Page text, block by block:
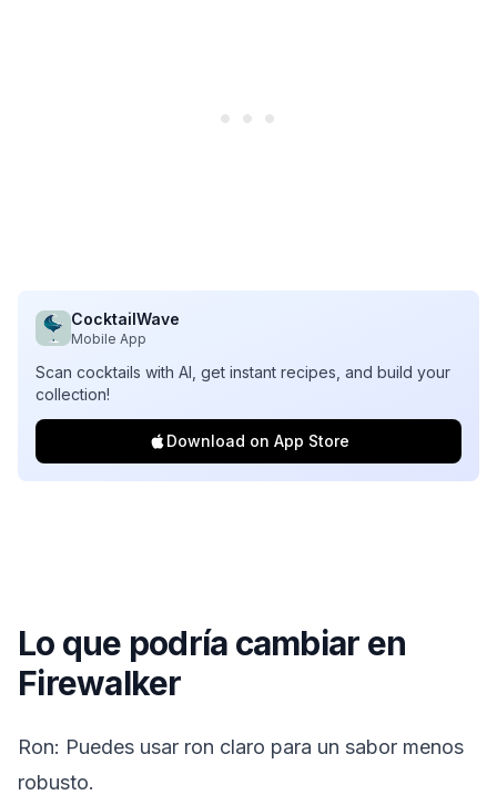
CocktailWave
Mobile App
Scan cocktails with AI, get instant recipes, and build your
collection!
Download on App Store
Lo que podría cambiar en
Firewalker
Ron: Puedes usar ron claro para un sabor menos
robusto.